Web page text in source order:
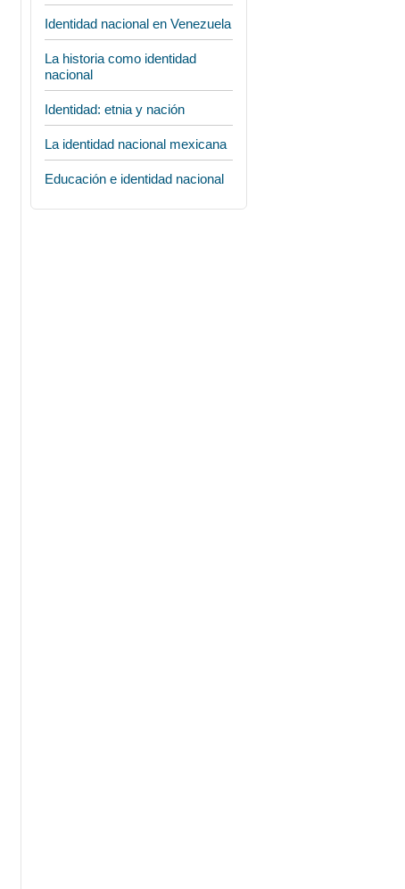
Identidad nacional en Venezuela
La historia como identidad
nacional
Identidad: etnia y nación
La identidad nacional mexicana
Educación e identidad nacional